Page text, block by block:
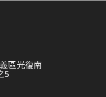
區光復南
5